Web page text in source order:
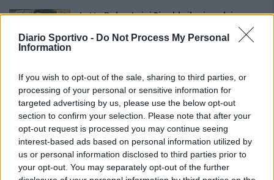
Diario Sportivo - Do Not Process My Personal
Information
If you wish to opt-out of the sale, sharing to third parties, or
processing of your personal or sensitive information for
targeted advertising by us, please use the below opt-out
section to confirm your selection. Please note that after your
opt-out request is processed you may continue seeing
interest-based ads based on personal information utilized by
us or personal information disclosed to third parties prior to
your opt-out. You may separately opt-out of the further
Latte Dolce, Luigi Piredda il primo dei
4 Ago 2026